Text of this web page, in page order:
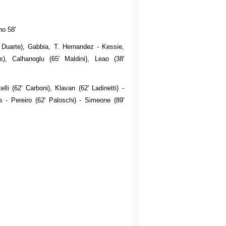
58'
Gabbia, T. Hernandez - Kessie,
Calhanoglu (65' Maldini), Leao (38'
(62' Carboni), Klavan (62' Ladinetti) -
- Pereiro (62' Paloschi) - Simeone (89'